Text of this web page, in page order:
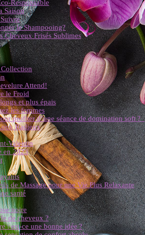
Responsable
Saison
le Shampooing?
Cheveux Frisés Sublimes
Attend!
le Froid
et plus épais
les femmes
profiter d’une séance de domination soft ?
Radieux
Valentin
en 2023
de Massage pour une Vie Plus Relaxante
santé
noire
de cheveux ?
: est-ce une bonne idée ?